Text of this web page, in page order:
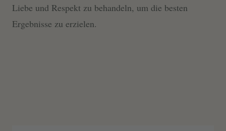
Liebe und Respekt zu behandeln, um die besten
Ergebnisse zu erzielen.